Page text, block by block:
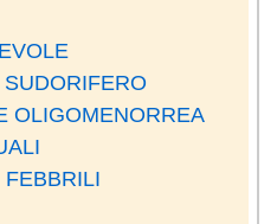
OLIGOMENORREA
FEBBRILI